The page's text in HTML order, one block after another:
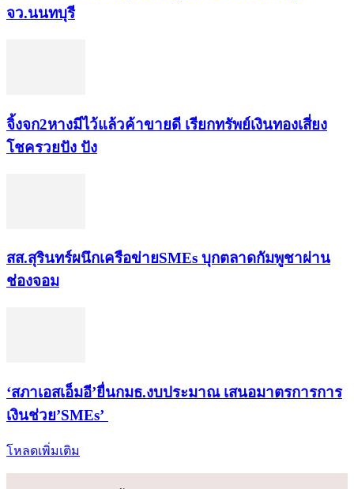
จว.นนทบุรี
จิ้งจก​2​หาง​มีไว้แล้ว​ค้าขาย​ดี​ เรียก​ทรัพย์เงินทอง​เสี่ยง
โชค​รวยปัง​ ปัง​
สส.สุรินทร์ผนึกเครือข่ายSMEs บุกตลาดกัมพูชาผ่าน
ช่องจอม
‘สภาเอสเอ็มอี’ยื่นกมธ.งบประมาณ เสนอมาตรการการ
เงินช่วย’SMEs’
โหลดเพิ่มเติม